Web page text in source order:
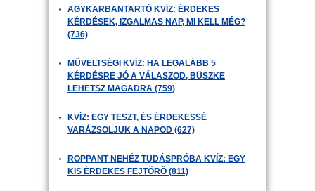
AGYKARBANTARTÓ KVÍZ: ÉRDEKES
KÉRDÉSEK, IZGALMAS NAP, MI KELL MÉG?
(736)
MŰVELTSÉGI KVÍZ: HA LEGALÁBB 5
KÉRDÉSRE JÓ A VÁLASZOD, BÜSZKE
LEHETSZ MAGADRA (759)
KVÍZ: EGY TESZT, ÉS ÉRDEKESSÉ
VARÁZSOLJUK A NAPOD (627)
ROPPANT NEHÉZ TUDÁSPRÓBA KVÍZ: EGY
KIS ÉRDEKES FEJTÖRŐ (811)